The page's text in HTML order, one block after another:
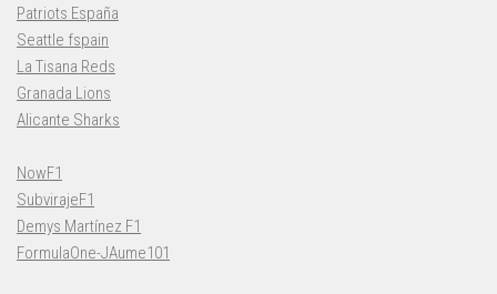
Patriots España
Seattle fspain
La Tisana Reds
Granada Lions
Alicante Sharks
NowF1
SubvirajeF1
Demys Martínez F1
FormulaOne-JAume101